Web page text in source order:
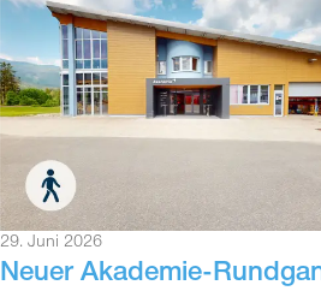
29. Juni 2026
Neuer Akademie-